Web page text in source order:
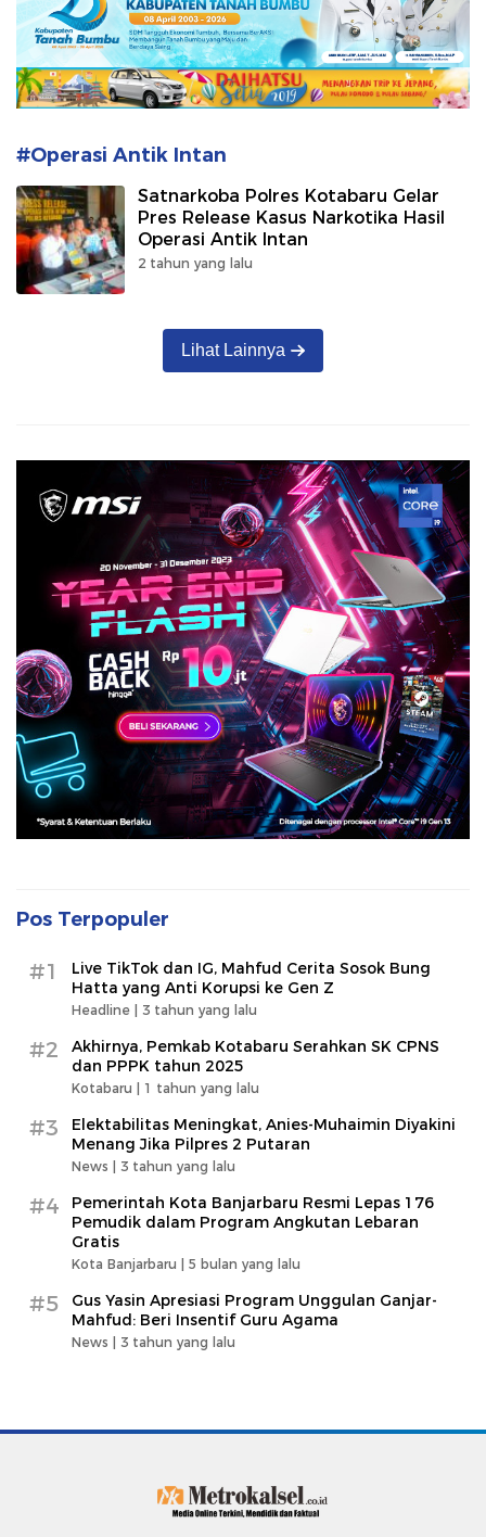
#Operasi Antik Intan
Satnarkoba Polres Kotabaru Gelar
Pres Release Kasus Narkotika Hasil
Operasi Antik Intan
2 tahun yang lalu
Lihat Lainnya
Pos Terpopuler
#1
Live TikTok dan IG, Mahfud Cerita Sosok Bung
Hatta yang Anti Korupsi ke Gen Z
Headline | 3 tahun yang lalu
#2
Akhirnya, Pemkab Kotabaru Serahkan SK CPNS
dan PPPK tahun 2025
Kotabaru | 1 tahun yang lalu
#3
Elektabilitas Meningkat, Anies-Muhaimin Diyakini
Menang Jika Pilpres 2 Putaran
News | 3 tahun yang lalu
#4
Pemerintah Kota Banjarbaru Resmi Lepas 176
Pemudik dalam Program Angkutan Lebaran
Gratis
Kota Banjarbaru | 5 bulan yang lalu
#5
Gus Yasin Apresiasi Program Unggulan Ganjar-
Mahfud: Beri Insentif Guru Agama
News | 3 tahun yang lalu